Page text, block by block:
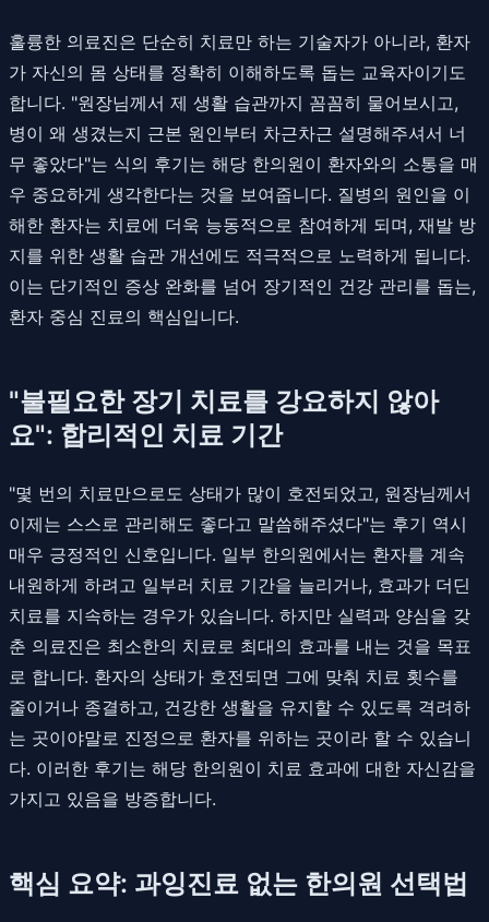
훌륭한 의료진은 단순히 치료만 하는 기술자가 아니라, 환자
가 자신의 몸 상태를 정확히 이해하도록 돕는 교육자이기도
합니다. "원장님께서 제 생활 습관까지 꼼꼼히 물어보시고,
병이 왜 생겼는지 근본 원인부터 차근차근 설명해주셔서 너
무 좋았다"는 식의 후기는 해당 한의원이 환자와의 소통을 매
우 중요하게 생각한다는 것을 보여줍니다. 질병의 원인을 이
해한 환자는 치료에 더욱 능동적으로 참여하게 되며, 재발 방
지를 위한 생활 습관 개선에도 적극적으로 노력하게 됩니다.
이는 단기적인 증상 완화를 넘어 장기적인 건강 관리를 돕는,
환자 중심 진료의 핵심입니다.
"불필요한 장기 치료를 강요하지 않아
요": 합리적인 치료 기간
"몇 번의 치료만으로도 상태가 많이 호전되었고, 원장님께서
이제는 스스로 관리해도 좋다고 말씀해주셨다"는 후기 역시
매우 긍정적인 신호입니다. 일부 한의원에서는 환자를 계속
내원하게 하려고 일부러 치료 기간을 늘리거나, 효과가 더딘
치료를 지속하는 경우가 있습니다. 하지만 실력과 양심을 갖
춘 의료진은 최소한의 치료로 최대의 효과를 내는 것을 목표
로 합니다. 환자의 상태가 호전되면 그에 맞춰 치료 횟수를
줄이거나 종결하고, 건강한 생활을 유지할 수 있도록 격려하
는 곳이야말로 진정으로 환자를 위하는 곳이라 할 수 있습니
다. 이러한 후기는 해당 한의원이 치료 효과에 대한 자신감을
가지고 있음을 방증합니다.
핵심 요약: 과잉진료 없는 한의원 선택법